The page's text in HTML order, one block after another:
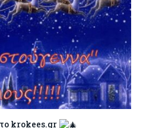
krokees.gr